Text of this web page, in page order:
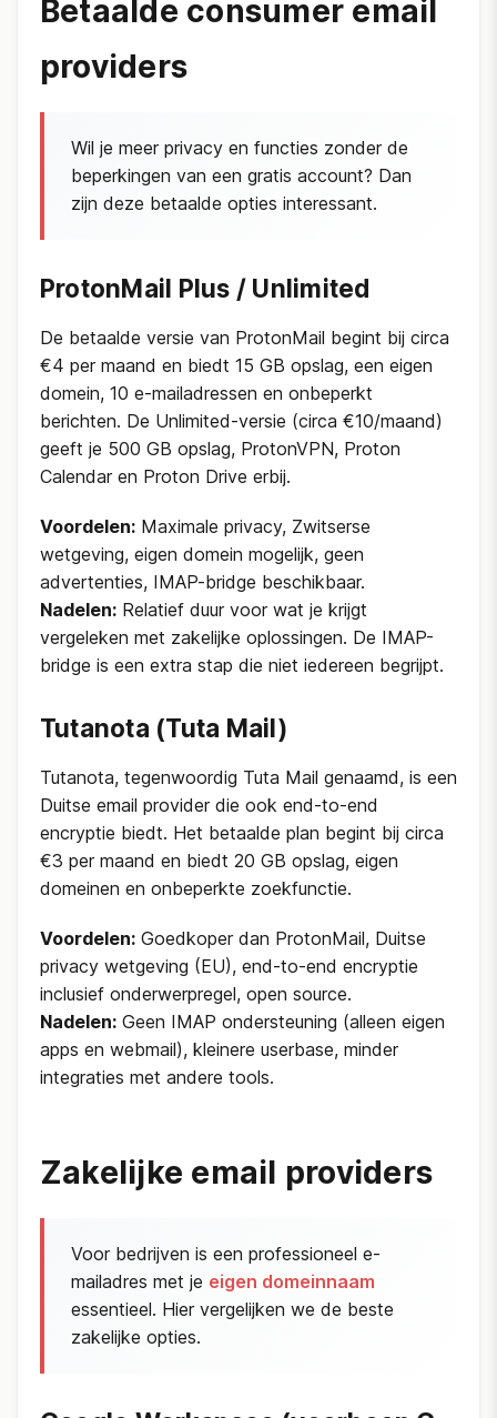
Betaalde consumer email
providers
Wil je meer privacy en functies zonder de
beperkingen van een gratis account? Dan
zijn deze betaalde opties interessant.
ProtonMail Plus / Unlimited
De betaalde versie van ProtonMail begint bij circa
€4 per maand en biedt 15 GB opslag, een eigen
domein, 10 e-mailadressen en onbeperkt
berichten. De Unlimited-versie (circa €10/maand)
geeft je 500 GB opslag, ProtonVPN, Proton
Calendar en Proton Drive erbij.
Voordelen: Maximale privacy, Zwitserse
wetgeving, eigen domein mogelijk, geen
advertenties, IMAP-bridge beschikbaar.
Nadelen: Relatief duur voor wat je krijgt
vergeleken met zakelijke oplossingen. De IMAP-
bridge is een extra stap die niet iedereen begrijpt.
Tutanota (Tuta Mail)
Tutanota, tegenwoordig Tuta Mail genaamd, is een
Duitse email provider die ook end-to-end
encryptie biedt. Het betaalde plan begint bij circa
€3 per maand en biedt 20 GB opslag, eigen
domeinen en onbeperkte zoekfunctie.
Voordelen: Goedkoper dan ProtonMail, Duitse
privacy wetgeving (EU), end-to-end encryptie
inclusief onderwerpregel, open source.
Nadelen: Geen IMAP ondersteuning (alleen eigen
apps en webmail), kleinere userbase, minder
integraties met andere tools.
Zakelijke email providers
Voor bedrijven is een professioneel e-
mailadres met je eigen domeinnaam
essentieel. Hier vergelijken we de beste
zakelijke opties.